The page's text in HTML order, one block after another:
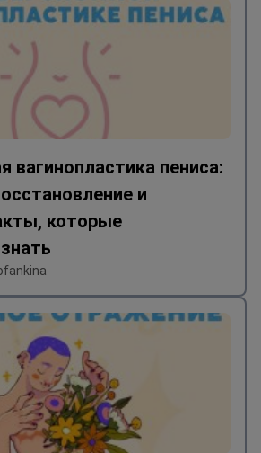
вагинопластика пениса:
и
которые